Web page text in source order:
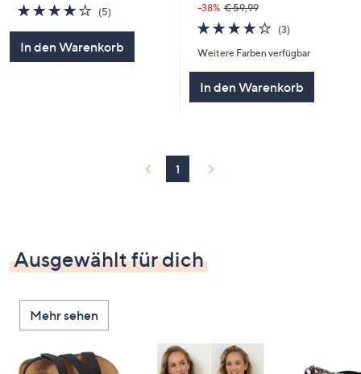
4.0
von
(5)5
In den Warenkorb
-38% € 59,99
3.7
von
5
(3)3
Weitere Farben verfügbar
In den Warenkorb
1
Ausgewählt für dich
Mehr sehen